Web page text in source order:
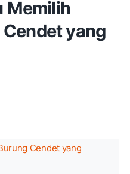
Memilih
yang
Cendet yang